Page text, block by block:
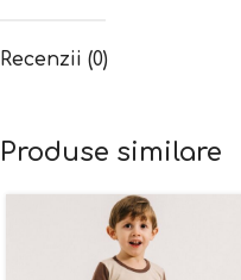
Recenzii (0)
Produse similare